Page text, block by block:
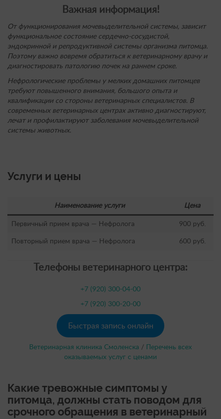
Важная информация!
От функционирования мочевыделительной системы, зависит
функциональное состояние сердечно-сосудистой,
эндокринной и репродуктивной системы организма питомца.
Поэтому важно вовремя обратиться к ветеринарному врачу и
диагностировать патологию почек на раннем сроке.
Нефрологические проблемы у мелких домашних питомцев
требуют повышенного внимания, большого опыта и
квалификации со стороны ветеринарных специалистов. В
современных ветеринарных центрах активно диагностируют,
лечат и профилактируют заболевания мочевыделительной
системы животных.
Услуги и цены
Наименование услуги Цена
Первичный прием врача — Нефролога 900 руб.
Повторный прием врача — Нефролога 600 руб.
Телефоны ветеринарного центра:
+7 (920) 300-04-00
+7 (920) 300-20-00
Быстрая запись онлайн
Ветеринарная клиника Смоленска /
Перечень всех
оказываемых услуг с ценами
Какие тревожные симптомы у
питомца, должны стать поводом для
срочного обращения в ветеринарный